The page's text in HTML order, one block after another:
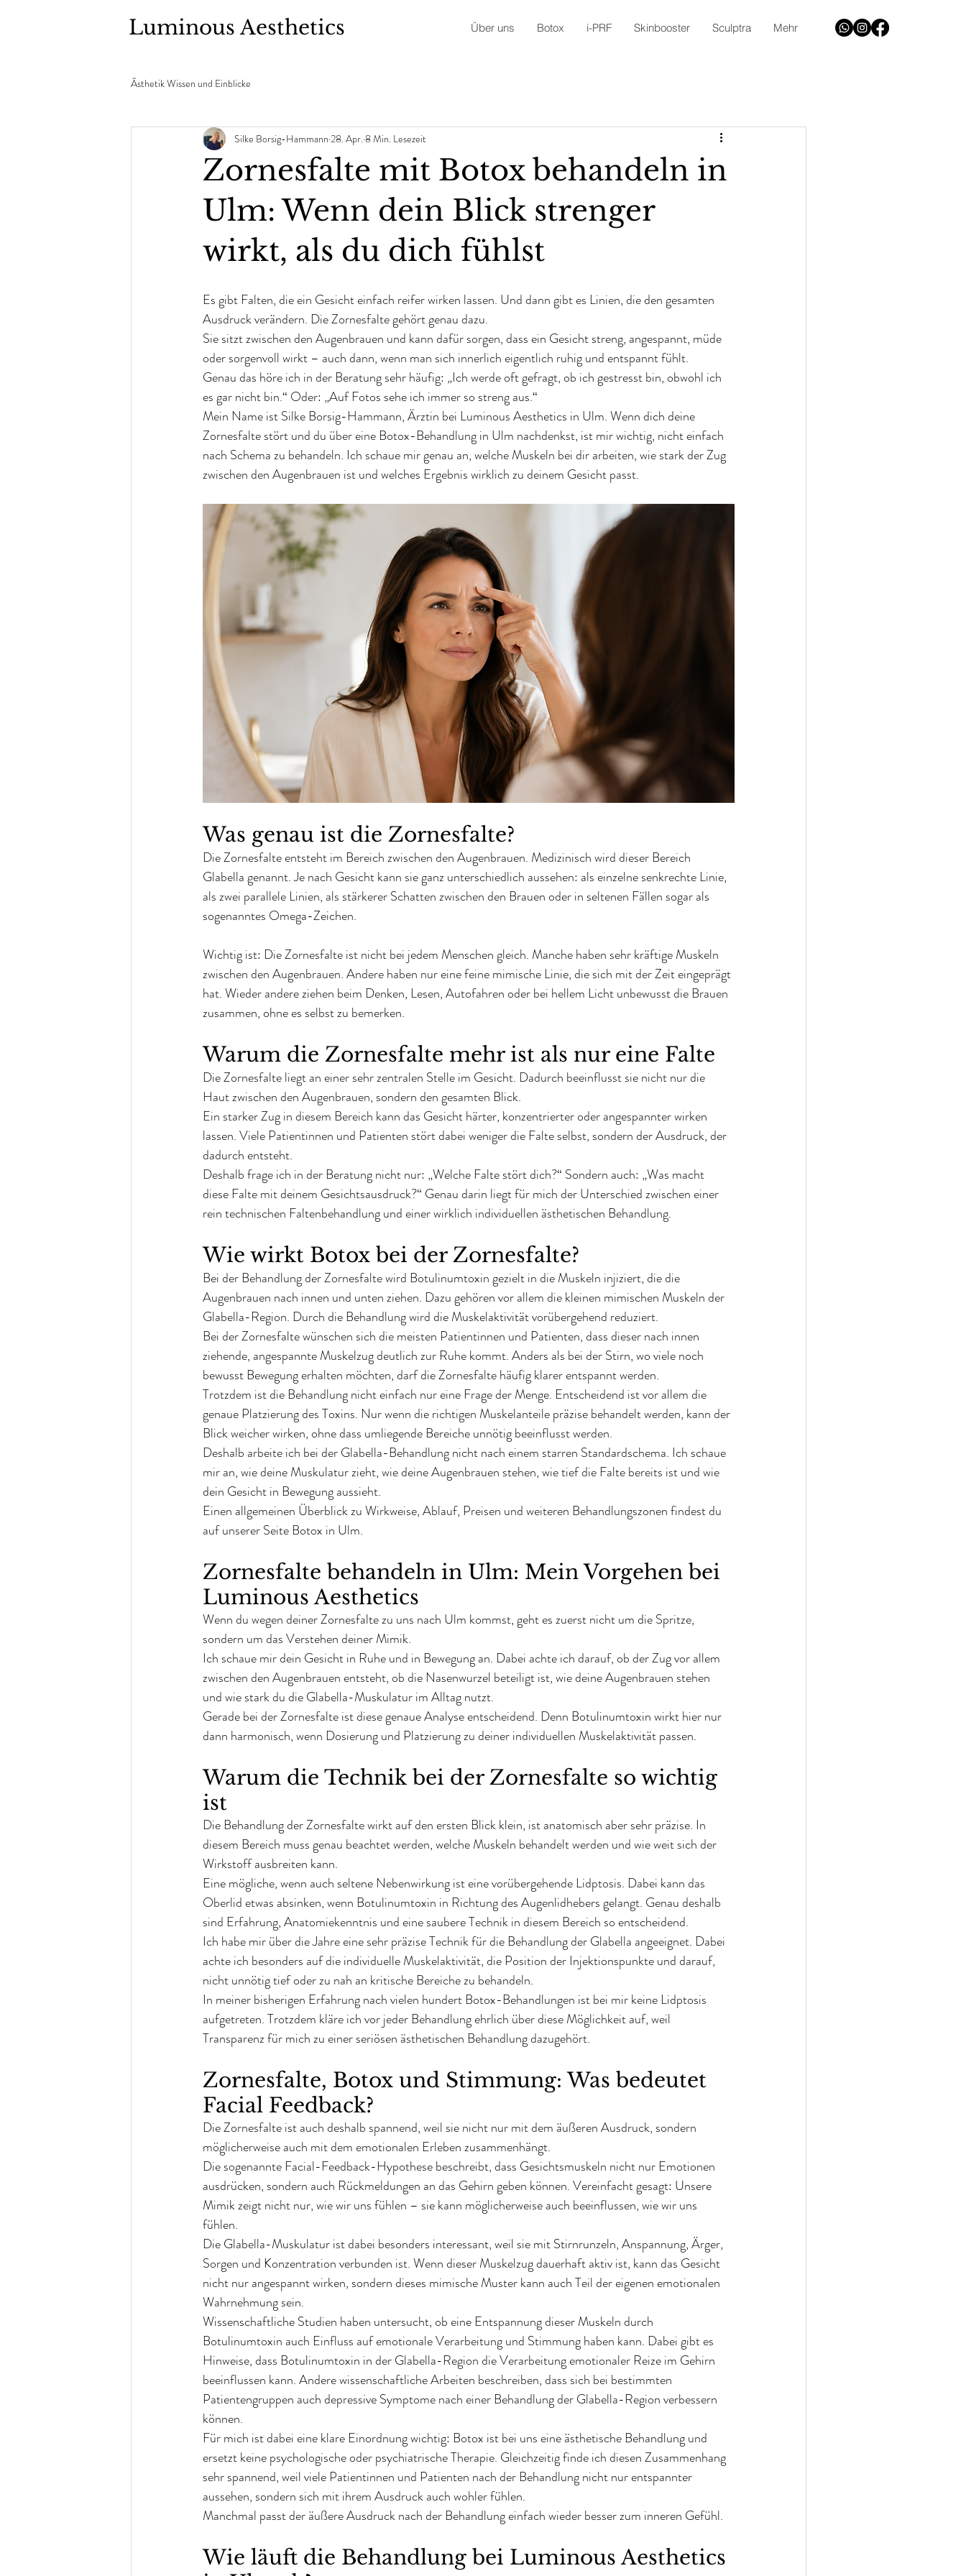
Luminous Aesthetics Über uns Botox i-PRF Skinbooster Sculptra Mehr
Ästhetik Wissen und Einblicke
Zornesfalte mit Botox behandeln in
Ulm: Wenn dein Blick strenger
wirkt, als du dich fühlst
Silke Borsig-Hammann 28. Apr. 8 Min. Lesezeit
Es gibt Falten, die ein Gesicht einfach reifer wirken lassen. Und dann gibt es Linien, die den gesamten
Ausdruck verändern. Die Zornesfalte gehört genau dazu.
Sie sitzt zwischen den Augenbrauen und kann dafür sorgen, dass ein Gesicht streng, angespannt, müde
oder sorgenvoll wirkt – auch dann, wenn man sich innerlich eigentlich ruhig und entspannt fühlt.
Genau das höre ich in der Beratung sehr häufig: „Ich werde oft gefragt, ob ich gestresst bin, obwohl ich
es gar nicht bin.“ Oder: „Auf Fotos sehe ich immer so streng aus.“
Mein Name ist Silke Borsig-Hammann, Ärztin bei Luminous Aesthetics in Ulm. Wenn dich deine
Zornesfalte stört und du über eine Botox-Behandlung in Ulm nachdenkst, ist mir wichtig, nicht einfach
nach Schema zu behandeln. Ich schaue mir genau an, welche Muskeln bei dir arbeiten, wie stark der Zug
zwischen den Augenbrauen ist und welches Ergebnis wirklich zu deinem Gesicht passt.
Was genau ist die Zornesfalte?
Die Zornesfalte entsteht im Bereich zwischen den Augenbrauen. Medizinisch wird dieser Bereich
Glabella genannt. Je nach Gesicht kann sie ganz unterschiedlich aussehen: als einzelne senkrechte Linie,
als zwei parallele Linien, als stärkerer Schatten zwischen den Brauen oder in seltenen Fällen sogar als
sogenanntes Omega-Zeichen.
Wichtig ist: Die Zornesfalte ist nicht bei jedem Menschen gleich. Manche haben sehr kräftige Muskeln
zwischen den Augenbrauen. Andere haben nur eine feine mimische Linie, die sich mit der Zeit eingeprägt
hat. Wieder andere ziehen beim Denken, Lesen, Autofahren oder bei hellem Licht unbewusst die Brauen
zusammen, ohne es selbst zu bemerken.
Warum die Zornesfalte mehr ist als nur eine Falte
Die Zornesfalte liegt an einer sehr zentralen Stelle im Gesicht. Dadurch beeinflusst sie nicht nur die
Haut zwischen den Augenbrauen, sondern den gesamten Blick.
Ein starker Zug in diesem Bereich kann das Gesicht härter, konzentrierter oder angespannter wirken
lassen. Viele Patientinnen und Patienten stört dabei weniger die Falte selbst, sondern der Ausdruck, der
dadurch entsteht.
Deshalb frage ich in der Beratung nicht nur: „Welche Falte stört dich?“ Sondern auch: „Was macht
diese Falte mit deinem Gesichtsausdruck?“ Genau darin liegt für mich der Unterschied zwischen einer
rein technischen Faltenbehandlung und einer wirklich individuellen ästhetischen Behandlung.
Wie wirkt Botox bei der Zornesfalte?
Bei der Behandlung der Zornesfalte wird Botulinumtoxin gezielt in die Muskeln injiziert, die die
Augenbrauen nach innen und unten ziehen. Dazu gehören vor allem die kleinen mimischen Muskeln der
Glabella-Region. Durch die Behandlung wird die Muskelaktivität vorübergehend reduziert.
Bei der Zornesfalte wünschen sich die meisten Patientinnen und Patienten, dass dieser nach innen
ziehende, angespannte Muskelzug deutlich zur Ruhe kommt. Anders als bei der Stirn, wo viele noch
bewusst Bewegung erhalten möchten, darf die Zornesfalte häufig klarer entspannt werden.
Trotzdem ist die Behandlung nicht einfach nur eine Frage der Menge. Entscheidend ist vor allem die
genaue Platzierung des Toxins. Nur wenn die richtigen Muskelanteile präzise behandelt werden, kann der
Blick weicher wirken, ohne dass umliegende Bereiche unnötig beeinflusst werden.
Deshalb arbeite ich bei der Glabella-Behandlung nicht nach einem starren Standardschema. Ich schaue
mir an, wie deine Muskulatur zieht, wie deine Augenbrauen stehen, wie tief die Falte bereits ist und wie
dein Gesicht in Bewegung aussieht.
Einen allgemeinen Überblick zu Wirkweise, Ablauf, Preisen und weiteren Behandlungszonen findest du
auf unserer Seite Botox in Ulm.
Zornesfalte behandeln in Ulm: Mein Vorgehen bei
Luminous Aesthetics
Wenn du wegen deiner Zornesfalte zu uns nach Ulm kommst, geht es zuerst nicht um die Spritze,
sondern um das Verstehen deiner Mimik.
Ich schaue mir dein Gesicht in Ruhe und in Bewegung an. Dabei achte ich darauf, ob der Zug vor allem
zwischen den Augenbrauen entsteht, ob die Nasenwurzel beteiligt ist, wie deine Augenbrauen stehen
und wie stark du die Glabella-Muskulatur im Alltag nutzt.
Gerade bei der Zornesfalte ist diese genaue Analyse entscheidend. Denn Botulinumtoxin wirkt hier nur
dann harmonisch, wenn Dosierung und Platzierung zu deiner individuellen Muskelaktivität passen.
Warum die Technik bei der Zornesfalte so wichtig
ist
Die Behandlung der Zornesfalte wirkt auf den ersten Blick klein, ist anatomisch aber sehr präzise. In
diesem Bereich muss genau beachtet werden, welche Muskeln behandelt werden und wie weit sich der
Wirkstoff ausbreiten kann.
Eine mögliche, wenn auch seltene Nebenwirkung ist eine vorübergehende Lidptosis. Dabei kann das
Oberlid etwas absinken, wenn Botulinumtoxin in Richtung des Augenlidhebers gelangt. Genau deshalb
sind Erfahrung, Anatomiekenntnis und eine saubere Technik in diesem Bereich so entscheidend.
Ich habe mir über die Jahre eine sehr präzise Technik für die Behandlung der Glabella angeeignet. Dabei
achte ich besonders auf die individuelle Muskelaktivität, die Position der Injektionspunkte und darauf,
nicht unnötig tief oder zu nah an kritische Bereiche zu behandeln.
In meiner bisherigen Erfahrung nach vielen hundert Botox-Behandlungen ist bei mir keine Lidptosis
aufgetreten. Trotzdem kläre ich vor jeder Behandlung ehrlich über diese Möglichkeit auf, weil
Transparenz für mich zu einer seriösen ästhetischen Behandlung dazugehört.
Zornesfalte, Botox und Stimmung: Was bedeutet
Facial Feedback?
Die Zornesfalte ist auch deshalb spannend, weil sie nicht nur mit dem äußeren Ausdruck, sondern
möglicherweise auch mit dem emotionalen Erleben zusammenhängt.
Die sogenannte Facial-Feedback-Hypothese beschreibt, dass Gesichtsmuskeln nicht nur Emotionen
ausdrücken, sondern auch Rückmeldungen an das Gehirn geben können. Vereinfacht gesagt: Unsere
Mimik zeigt nicht nur, wie wir uns fühlen – sie kann möglicherweise auch beeinflussen, wie wir uns
fühlen.
Die Glabella-Muskulatur ist dabei besonders interessant, weil sie mit Stirnrunzeln, Anspannung, Ärger,
Sorgen und Konzentration verbunden ist. Wenn dieser Muskelzug dauerhaft aktiv ist, kann das Gesicht
nicht nur angespannt wirken, sondern dieses mimische Muster kann auch Teil der eigenen emotionalen
Wahrnehmung sein.
Wissenschaftliche Studien haben untersucht, ob eine Entspannung dieser Muskeln durch
Botulinumtoxin auch Einfluss auf emotionale Verarbeitung und Stimmung haben kann. Dabei gibt es
Hinweise, dass Botulinumtoxin in der Glabella-Region die Verarbeitung emotionaler Reize im Gehirn
beeinflussen kann. Andere wissenschaftliche Arbeiten beschreiben, dass sich bei bestimmten
Patientengruppen auch depressive Symptome nach einer Behandlung der Glabella-Region verbessern
können.
Für mich ist dabei eine klare Einordnung wichtig: Botox ist bei uns eine ästhetische Behandlung und
ersetzt keine psychologische oder psychiatrische Therapie. Gleichzeitig finde ich diesen Zusammenhang
sehr spannend, weil viele Patientinnen und Patienten nach der Behandlung nicht nur entspannter
aussehen, sondern sich mit ihrem Ausdruck auch wohler fühlen.
Manchmal passt der äußere Ausdruck nach der Behandlung einfach wieder besser zum inneren Gefühl.
Wie läuft die Behandlung bei Luminous Aesthetics